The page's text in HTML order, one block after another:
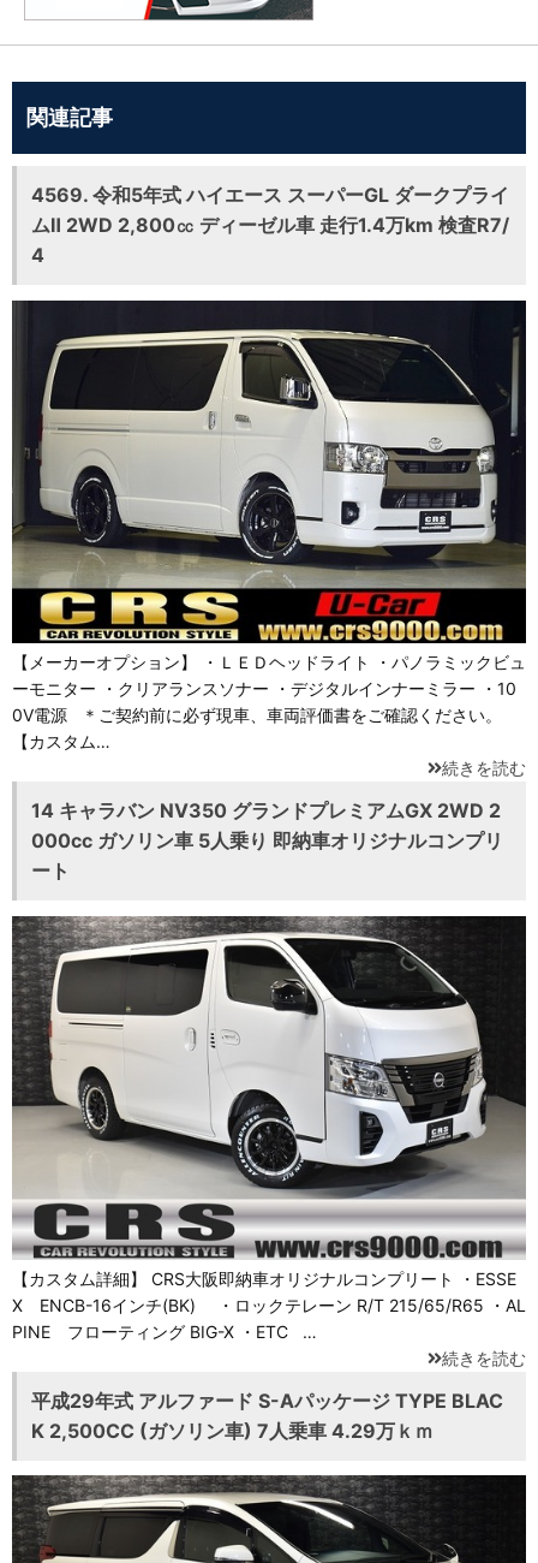
関連記事
4569. 令和5年式 ハイエース スーパーGL ダークプライ
ムⅡ 2WD 2,800㏄ ディーゼル車 走行1.4万km 検査R7/
4
【メーカーオプション】 ・ＬＥＤヘッドライト ・パノラミックビュ
ーモニター ・クリアランスソナー ・デジタルインナーミラー ・10
0V電源 ＊ご契約前に必ず現車、車両評価書をご確認ください。
【カスタム…
続きを読む
14 キャラバン NV350 グランドプレミアムGX 2WD 2
000cc ガソリン車 5人乗り 即納車オリジナルコンプリ
ート
【カスタム詳細】 CRS大阪即納車オリジナルコンプリート ・ESSE
X ENCB-16インチ(BK) ・ロックテレーン R/T 215/65/R65 ・AL
PINE フローティング BIG-X ・ETC …
続きを読む
平成29年式 アルファード S-Aパッケージ TYPE BLAC
K 2,500CC (ガソリン車) 7人乗車 4.29万ｋｍ